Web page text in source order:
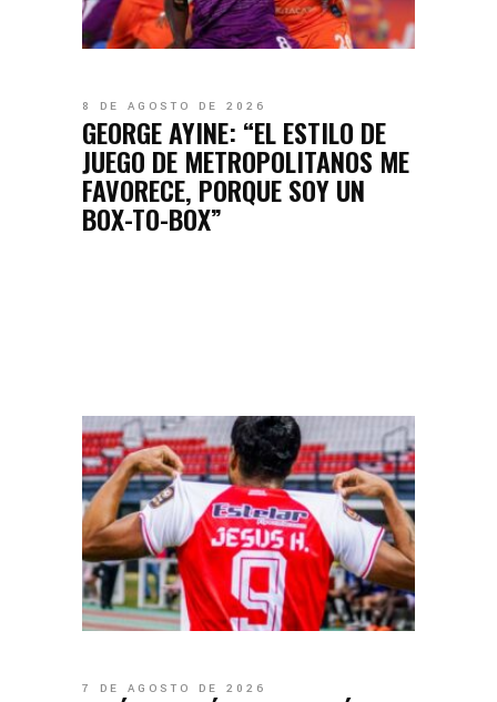
8 DE AGOSTO DE 2026
GEORGE AYINE: “EL ESTILO DE
JUEGO DE METROPOLITANOS ME
FAVORECE, PORQUE SOY UN
BOX-TO-BOX”
7 DE AGOSTO DE 2026